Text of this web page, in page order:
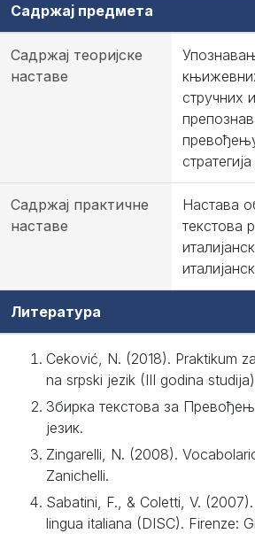
Садржај предмета
Садржај теоријске
наставе
стручних
Садржај практичне
наставе
Настава
текстова
Литература
Ceković, N. (2018). Praktikum
na srpski jezik (III godina
Збирка текстова за
језик.
Zingarelli, N. (2008).
Zanichelli.
Sabatini, F., & Coletti, V.
lingua italiana (DISC). Firenze: